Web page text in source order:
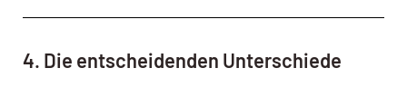
4. Die entscheidenden Unterschiede